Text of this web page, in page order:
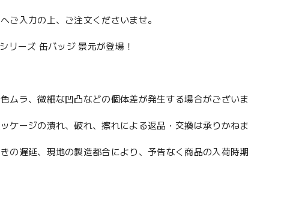
ご入力の上、ご注文くださいませ。
リーズ 缶バッジ 景元が登場！
ムラ、微細な凹凸などの個体差が発生する場合がございま
ケージの潰れ、破れ、擦れによる返品・交換は承りかねま
の遅延、現地の製造都合により、予告なく商品の入荷時期